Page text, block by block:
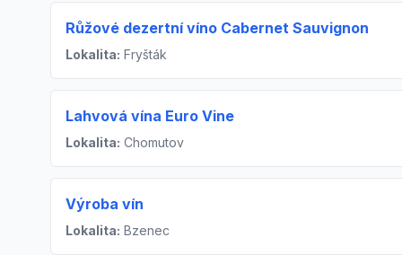
Růžové dezertní víno Cabernet Sauvignon
Lokalita: Fryšták
Lahvová vína Euro Vine
Lokalita: Chomutov
Výroba vín
Lokalita: Bzenec